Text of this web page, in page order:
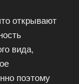
открывают
вида,
поэтому